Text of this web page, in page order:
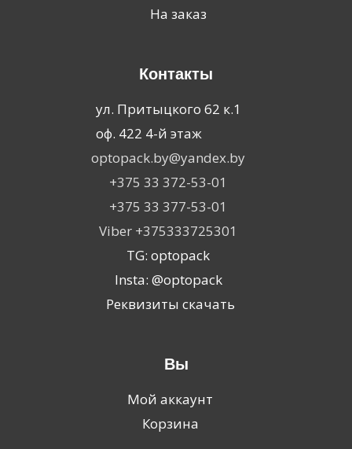
На заказ
Контакты
ул. Притыцкого 62 к.1
оф. 422 4-й этаж
optopack.by@yandex.by
+375 33 372-53-01
+375 33 377-53-01
Viber +375333725301
TG: optopack
Insta: @optopack
Реквизиты скачать
Вы
Мой аккаунт
Корзина